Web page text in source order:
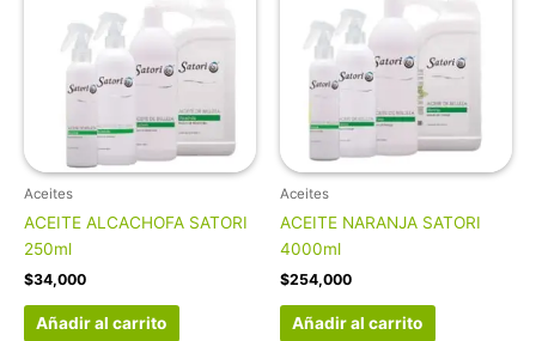
Aceites
ACEITE ALCACHOFA SATORI
250ml
$34,000
Añadir al carrito
Aceites
ACEITE NARANJA SATORI
4000ml
$254,000
Añadir al carrito